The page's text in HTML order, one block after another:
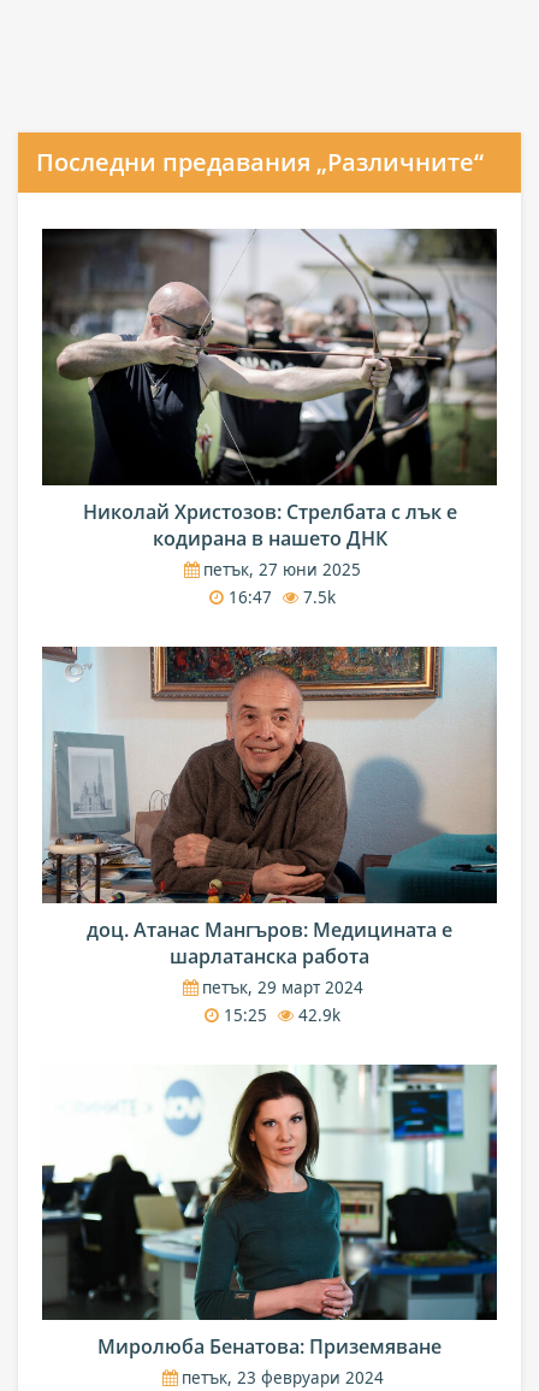
Последни предавания „Различните“
Николай Христозов: Стрелбата с лък е
кодирана в нашето ДНК
петък, 27 юни 2025
16:47
7.5k
доц. Атанас Мангъров: Медицината е
шарлатанска работа
петък, 29 март 2024
15:25
42.9k
Миролюба Бенатова: Приземяване
петък, 23 февруари 2024